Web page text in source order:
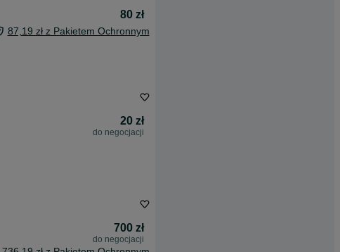
80 zł
87,19 zł z Pakietem Ochronnym
20 zł
do negocjacji
700 zł
do negocjacji